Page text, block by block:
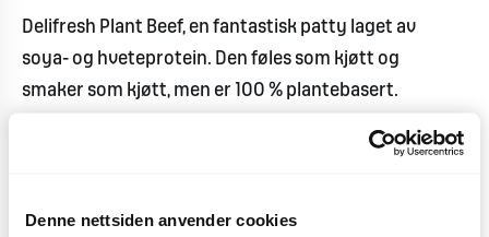
Denne nettsiden anvender cookies
Delifresh Plant Beef, en fantastisk patty laget av
soya- og hveteprotein. Den føles som kjøtt og
smaker som kjøtt, men er 100 % plantebasert.
Vi mener at det er vår største innovasjon noensinne.